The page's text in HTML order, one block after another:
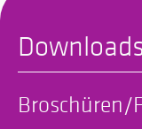
Downloads
Broschüren/